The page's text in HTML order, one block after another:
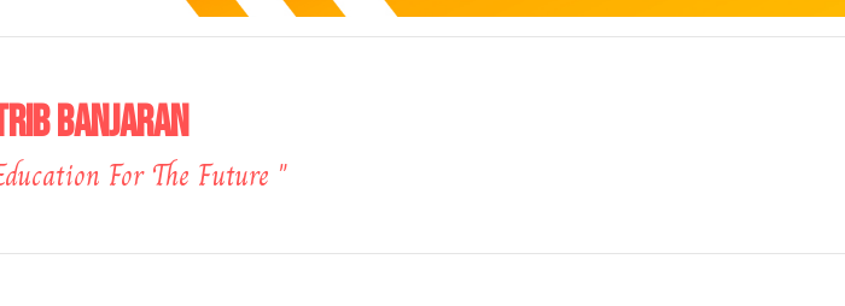
BANJARAN
For The Future "